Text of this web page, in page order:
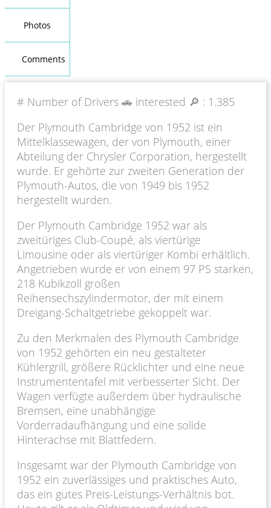
Photos
Comments
# Number of Drivers 🚗 interested 🔎 : 1.385
Der Plymouth Cambridge von 1952 ist ein
Mittelklassewagen, der von Plymouth, einer
Abteilung der Chrysler Corporation, hergestellt
wurde. Er gehörte zur zweiten Generation der
Plymouth-Autos, die von 1949 bis 1952
hergestellt wurden.
Der Plymouth Cambridge 1952 war als
zweitüriges Club-Coupé, als viertürige
Limousine oder als viertüriger Kombi erhältlich.
Angetrieben wurde er von einem 97 PS starken,
218 Kubikzoll großen
Reihensechszylindermotor, der mit einem
Dreigang-Schaltgetriebe gekoppelt war.
Zu den Merkmalen des Plymouth Cambridge
von 1952 gehörten ein neu gestalteter
Kühlergrill, größere Rücklichter und eine neue
Instrumententafel mit verbesserter Sicht. Der
Wagen verfügte außerdem über hydraulische
Bremsen, eine unabhängige
Vorderradaufhängung und eine solide
Hinterachse mit Blattfedern.
Insgesamt war der Plymouth Cambridge von
1952 ein zuverlässiges und praktisches Auto,
das ein gutes Preis-Leistungs-Verhältnis bot.